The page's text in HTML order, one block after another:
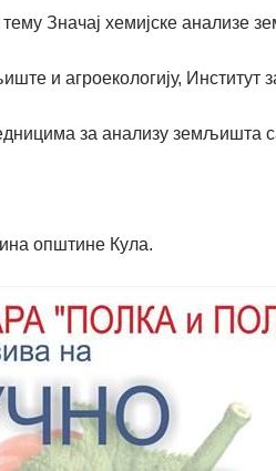
Значај хемијске анализе
и агроекологију, Институт
за анализу земљишта
општине Кула.